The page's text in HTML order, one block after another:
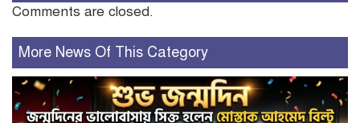
Comments are closed.
More News Of This Category